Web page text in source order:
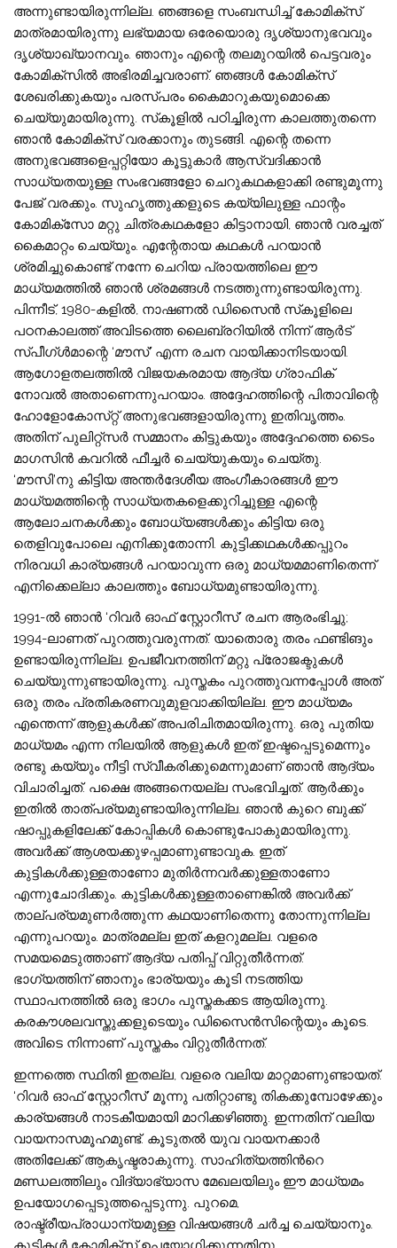
അന്നുണ്ടായിരുന്നില്ല. ഞങ്ങളെ സംബന്ധിച്ച് കോമിക്സ്
മാത്രമായിരുന്നു ലഭ്യമായ ഒരേയൊരു ദൃശ്യാനുഭവവും
ദൃശ്യാഖ്യാനവും. ഞാനും എന്റെ തലമുറയിൽ പെട്ടവരും
കോമിക്സിൽ അഭിരമിച്ചവരാണ്. ഞങ്ങൾ കോമിക്സ്
ശേഖരിക്കുകയും പരസ്പരം കൈമാറുകയുമൊക്കെ
ചെയ്യുമായിരുന്നു. സ്‌കൂളിൽ പഠിച്ചിരുന്ന കാലത്തുതന്നെ
ഞാൻ കോമിക്സ് വരക്കാനും തുടങ്ങി. എന്റെ തന്നെ
അനുഭവങ്ങളെപ്പറ്റിയോ കൂട്ടുകാർ ആസ്വദിക്കാൻ
സാധ്യതയുള്ള സംഭവങ്ങളോ ചെറുകഥകളാക്കി രണ്ടുമൂന്നു
പേജ് വരക്കും. സുഹൃത്തുക്കളുടെ കയ്യിലുള്ള ഫാന്റം
കോമിക്‌സോ മറ്റു ചിത്രകഥകളോ കിട്ടാനായി, ഞാൻ വരച്ചത്
കൈമാറ്റം ചെയ്യും. എന്റേതായ കഥകൾ പറയാൻ
ശ്രമിച്ചുകൊണ്ട് നന്നേ ചെറിയ പ്രായത്തിലെ ഈ
മാധ്യമത്തിൽ ഞാൻ ശ്രമങ്ങൾ നടത്തുന്നുണ്ടായിരുന്നു.
പിന്നീട്, 1980-കളിൽ, നാഷണൽ ഡിസൈൻ സ്‌കൂളിലെ
പഠനകാലത്ത് അവിടത്തെ ലൈബ്രറിയിൽ നിന്ന് ആർട്
സ്പീഗ്ൾമാന്റെ ‘മൗസ്’ എന്ന രചന വായിക്കാനിടയായി.
ആഗോളതലത്തിൽ വിജയകരമായ ആദ്യ ഗ്രാഫിക്
നോവൽ അതാണെന്നുപറയാം. അദ്ദേഹത്തിന്റെ പിതാവിന്റെ
ഹോളോകോസ്​റ്റ്​ അനുഭവങ്ങളായിരുന്നു ഇതിവൃത്തം.
അതിന്​ പുലിറ്റ്സർ സമ്മാനം കിട്ടുകയും അദ്ദേഹത്തെ ടൈം
മാഗസിൻ കവറിൽ ഫീച്ചർ ചെയ്യുകയും ചെയ്‌തു.
‘മൗസി’നു കിട്ടിയ അന്തർദേശീയ അംഗീകാരങ്ങൾ ഈ
മാധ്യമത്തിന്റെ സാധ്യതകളെക്കുറിച്ചുള്ള എന്റെ
ആലോചനകൾക്കും ബോധ്യങ്ങൾക്കും കിട്ടിയ ഒരു
തെളിവുപോലെ എനിക്കുതോന്നി. കുട്ടിക്കഥകൾക്കപ്പുറം
നിരവധി കാര്യങ്ങൾ പറയാവുന്ന ഒരു മാധ്യമമാണിതെന്ന്
എനിക്കെല്ലാ കാലത്തും ബോധ്യമുണ്ടായിരുന്നു.
1991-ൽ ഞാൻ ‘റിവർ ഓഫ് സ്റ്റോറീസ്’ രചന ആരംഭിച്ചു;
1994-ലാണത് പുറത്തുവരുന്നത്. യാതൊരു തരം ഫണ്ടിങും
ഉണ്ടായിരുന്നില്ല. ഉപജീവനത്തിന് മറ്റു പ്രോജക്ടുകൾ
ചെയ്യുന്നുണ്ടായിരുന്നു. പുസ്തകം പുറത്തുവന്നപ്പോൾ അത്
ഒരു തരം പ്രതികരണവുമുളവാക്കിയില്ല. ഈ മാധ്യമം
എന്തെന്ന് ആളുകൾക്ക് അപരിചിതമായിരുന്നു. ഒരു പുതിയ
മാധ്യമം എന്ന നിലയിൽ ആളുകൾ ഇത് ഇഷ്ടപ്പെടുമെന്നും
രണ്ടു കയ്യും നീട്ടി സ്വീകരിക്കുമെന്നുമാണ് ഞാൻ ആദ്യം
വിചാരിച്ചത്. പക്ഷെ അങ്ങനെയല്ല സംഭവിച്ചത്. ആർക്കും
ഇതിൽ താത്പര്യമുണ്ടായിരുന്നില്ല. ഞാൻ കുറെ ബുക്ക്
ഷാപ്പുകളിലേക്ക് കോപ്പികൾ കൊണ്ടുപോകുമായിരുന്നു.
അവർക്ക് ആശയക്കുഴപ്പമാണുണ്ടാവുക. ഇത്
കുട്ടികൾക്കുള്ളതാണോ മുതിർന്നവർക്കുള്ളതാണോ
എന്നുചോദിക്കും. കുട്ടികൾക്കുള്ളതാണെങ്കിൽ അവർക്ക്
താല്പര്യമുണർത്തുന്ന കഥയാണിതെന്നു തോന്നുന്നില്ല
എന്നുപറയും. മാത്രമല്ല ഇത് കളറുമല്ല. വളരെ
സമയമെടുത്താണ് ആദ്യ പതിപ്പ് വിറ്റുതീർന്നത്.
ഭാഗ്യത്തിന് ഞാനും ഭാര്യയും കൂടി നടത്തിയ
സ്ഥാപനത്തിൽ ഒരു ഭാഗം പുസ്തകക്കട ആയിരുന്നു.
കരകൗശലവസ്തുക്കളുടെയും ഡിസൈൻസിന്റെയും കൂടെ.
അവിടെ നിന്നാണ് പുസ്തകം വിറ്റുതീർന്നത്.
ഇന്നത്തെ സ്ഥിതി ഇതല്ല, വളരെ വലിയ മാറ്റമാണുണ്ടായത്.
‘റിവർ ഓഫ് സ്റ്റോറീസ്’ മൂന്നു പതിറ്റാണ്ടു തികക്കുമ്പോഴേക്കും
കാര്യങ്ങൾ നാടകീയമായി മാറിക്കഴിഞ്ഞു. ഇന്നതിന് വലിയ
വായനാസമൂഹമുണ്ട്. കൂടുതൽ യുവ വായനക്കാർ
അതിലേക്ക് ആകൃഷ്ടരാകുന്നു. സാഹിത്യത്തിൻറെ
മണ്ഡലത്തിലും വിദ്യാഭ്യാസ മേഖലയിലും ഈ മാധ്യമം
ഉപയോഗപ്പെടുത്തപ്പെടുന്നു. പുറമെ,
രാഷ്ട്രീയപ്രാധാന്യമുള്ള വിഷയങ്ങൾ ചർച്ച ചെയ്യാനും.